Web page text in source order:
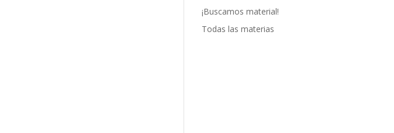
¡Buscamos material!
Todas las materias